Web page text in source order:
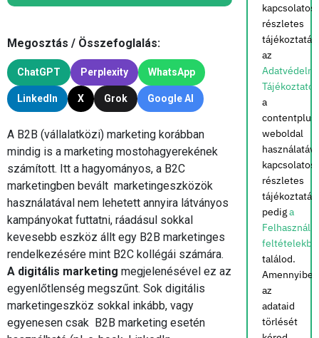
Megosztás / Összefoglalás:
ChatGPT Perplexity WhatsApp
LinkedIn X Grok Google AI
A B2B (vállalatközi) marketing korábban
mindig is a marketing mostohagyerekének
számított. Itt a hagyományos, a B2C
marketingben bevált marketingeszközök
használatával nem lehetett annyira látványos
kampányokat futtatni, ráadásul sokkal
kevesebb eszköz állt egy B2B marketinges
rendelkezésére mint B2C kollégái számára.
A digitális marketing megjelenésével ez az
egyenlőtlenség megszűnt. Sok digitális
marketingeszköz sokkal inkább, vagy
egyenesen csak B2B marketing esetén
kapcsolatos
részletes
az
Adatvédelmi
a
weboldal
kapcsolatos
részletes
pediga
találod.
Amennyiben
az
adataid
törlését